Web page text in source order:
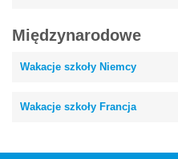
Międzynarodowe
Wakacje szkoły Niemcy
Wakacje szkoły Francja